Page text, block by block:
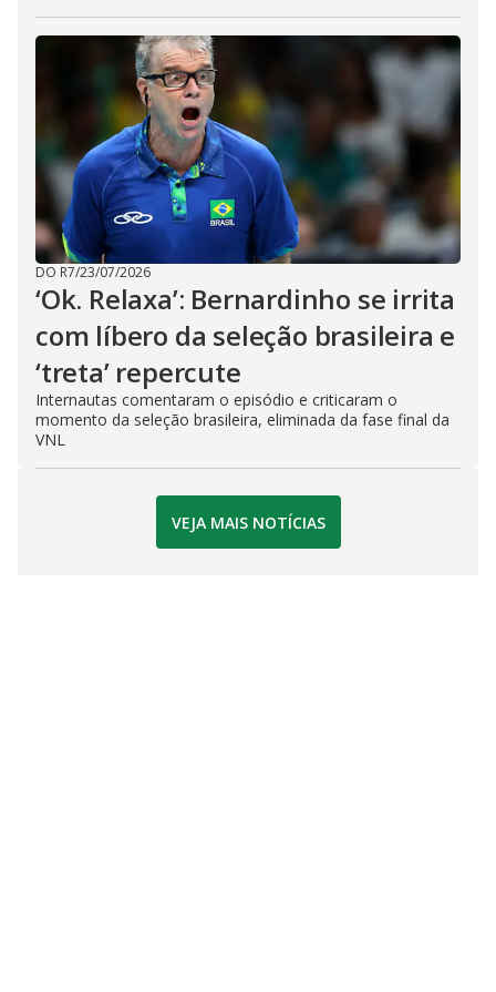
DO R7/23/07/2026
‘Ok. Relaxa’: Bernardinho se irrita
com líbero da seleção brasileira e
‘treta’ repercute
Internautas comentaram o episódio e criticaram o
momento da seleção brasileira, eliminada da fase final da
VNL
VEJA MAIS NOTÍCIAS